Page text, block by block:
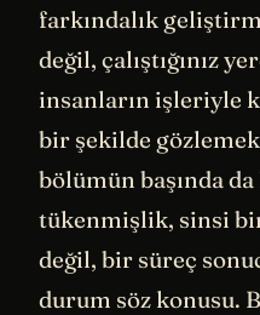
farkındalık
değil, çalıştığınız
insanların işleriyle
bir şekilde
bölümün başında
tükenmişlik, sinsi
değil, bir süreç
durum söz konusu.